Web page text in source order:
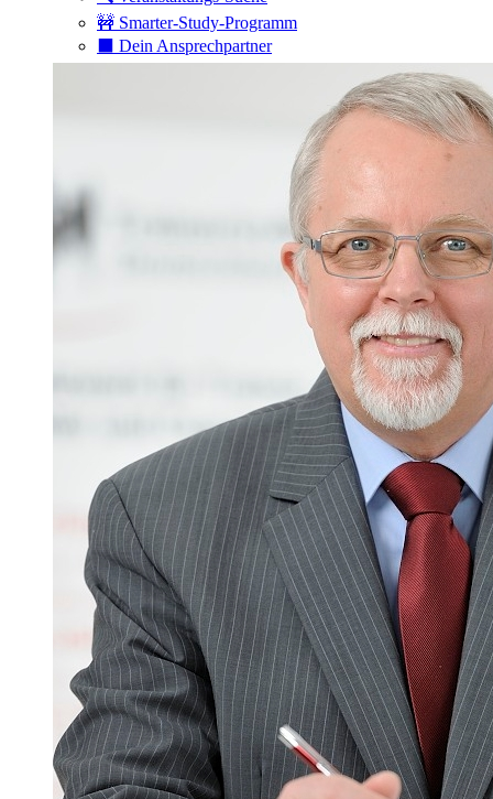
🚧 Smarter-Study-Programm
⬛️ Dein Ansprechpartner